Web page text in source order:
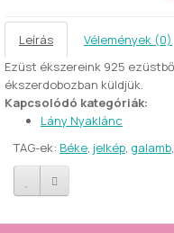
Leírás
Vélemények (0)
Ezüst ékszereink 925
ékszerdobozban küldjük.
Kapcsolódó kategóriák:
Lány Nyaklánc
TAG-ek: Béke, jelkép, galamb,